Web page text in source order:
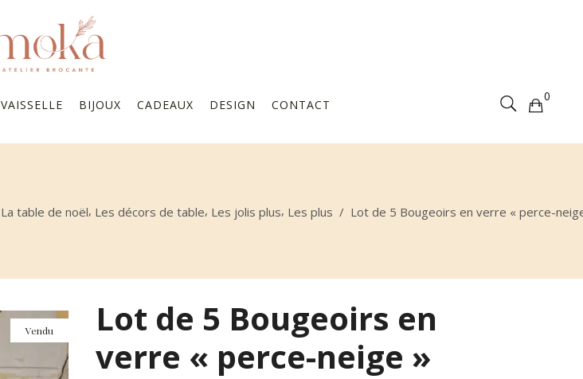
VAISSELLE BIJOUX CADEAUX DESIGN CONTACT
0
Votre sélection est vide
La table de noël, Les décors de table, Les jolis plus, Les plus / Lot de 5 Bougeoirs en verre « perce-
Vendu
Lot de 5 Bougeoirs en
verre « perce-neige »